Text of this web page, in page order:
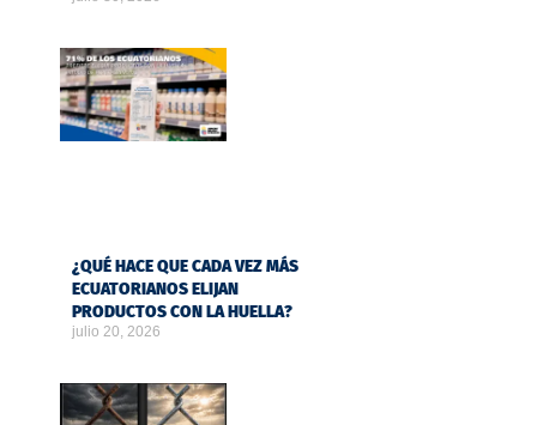
¿QUÉ HACE QUE CADA VEZ MÁS
ECUATORIANOS ELIJAN
PRODUCTOS CON LA HUELLA?
julio 20, 2026